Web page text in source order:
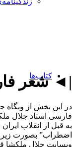
کتاب‌ها
|◄ شعر
در این بخش از وبگاه
فارسی استاد جلال
به قبل از انقلاب
اضطراب” بصورت
وبسایت جلال ملکشا